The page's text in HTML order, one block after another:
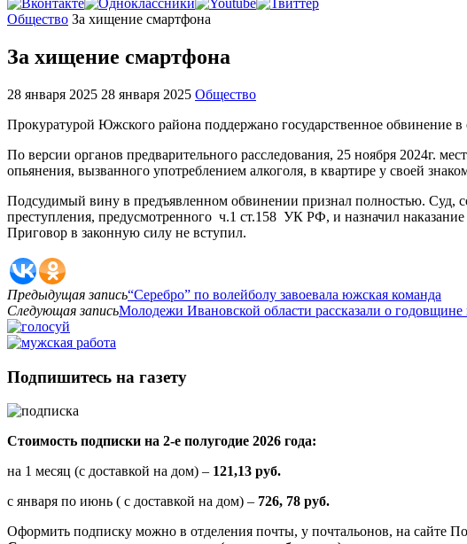
Главная
Общество За хищение смартфона
За хищение смартфона
28 января 2025 28 января 2025 Общество
Прокуратурой Южского района поддержано государственное
По версии органов предварительного расследования, 25 ноября 2024г.
опьянения, вызванного употреблением алкоголя, в квартире у своей
Подсудимый вину в предъявленном обвинении признал полностью. Суд,
преступления, предусмотренного ч.1 ст.158 УК РФ, и назначил
Приговор в законную силу не вступил.
Предыдущая запись“Серебро” по волейболу завоевала южская команда
Следующая записьМолодежи Ивановской области рассказали о
Подпишитесь на газету
Стоимость подписки на 2-е полугодие 2026 года:
на 1 месяц (с доставкой на дом) – 121,13 руб.
с января по июнь ( с доставкой на дом) – 726, 78 руб.
Оформить подписку можно в отделения почты, у почтальонов, на сайте